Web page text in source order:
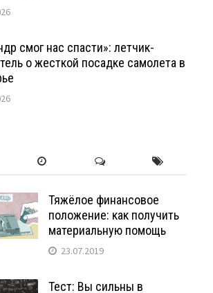
смог нас спасти»: летчик-
о жесткой посадке самолета в
Тяжёлое финансовое
положение: как получить
материальную помощь
23.07.2019
Тест: Вы сильны в